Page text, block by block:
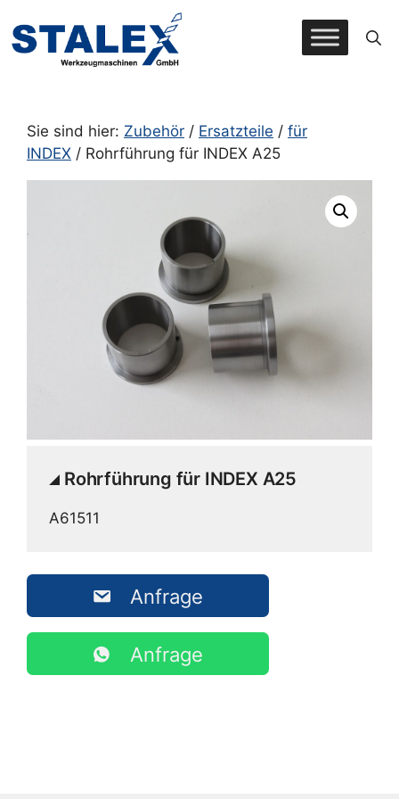
Inhalt
springen
Sie sind hier: Zubehör / Ersatzteile / für
INDEX / Rohrführung für INDEX A25
Rohrführung für INDEX A25
A61511
Anfrage
Anfrage